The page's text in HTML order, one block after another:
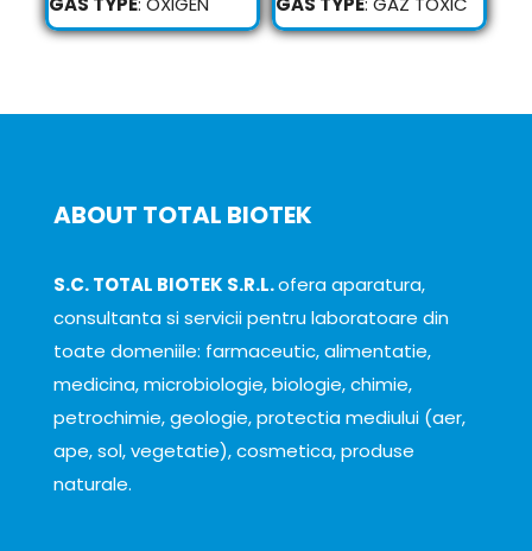
ABOUT TOTAL BIOTEK
S.C. TOTAL BIOTEK S.R.L.ofera aparatura,
consultanta si servicii pentru laboratoare din
toate domeniile: farmaceutic, alimentatie,
medicina, microbiologie, biologie, chimie,
petrochimie, geologie, protectia mediului (aer,
ape, sol, vegetatie), cosmetica, produse
naturale.